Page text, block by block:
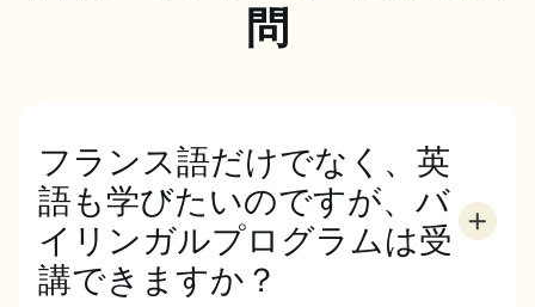
問
フランス語だけでなく、英
語も学びたいのですが、バ
イリンガルプログラムは受
講できますか？